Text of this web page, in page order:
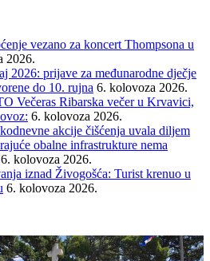
vezano za koncert Thompsona u
2026.
2026: prijave za međunarodne dječje
do 10. rujna 6. kolovoza 2026.
Večeras Ribarska večer u Krvavici,
6. kolovoza 2026.
akcije čišćenja uvala diljem
obalne infrastrukture nema
6. kolovoza 2026.
iznad Živogošća: Turist krenuo u
6. kolovoza 2026.